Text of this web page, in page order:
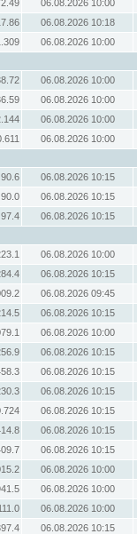
06.08.2026 10:00
06.08.2026 10:18
06.08.2026 10:00
06.08.2026 10:00
06.08.2026 10:00
06.08.2026 10:00
06.08.2026 10:00
90.6
06.08.2026 10:15
90.0
06.08.2026 10:15
97.4
06.08.2026 10:15
06.08.2026 10:00
06.08.2026 10:15
06.08.2026 09:45
06.08.2026 10:15
06.08.2026 10:00
06.08.2026 10:15
06.08.2026 10:15
06.08.2026 10:15
06.08.2026 10:15
06.08.2026 10:15
06.08.2026 10:15
06.08.2026 10:00
06.08.2026 10:00
06.08.2026 10:00
06.08.2026 10:15